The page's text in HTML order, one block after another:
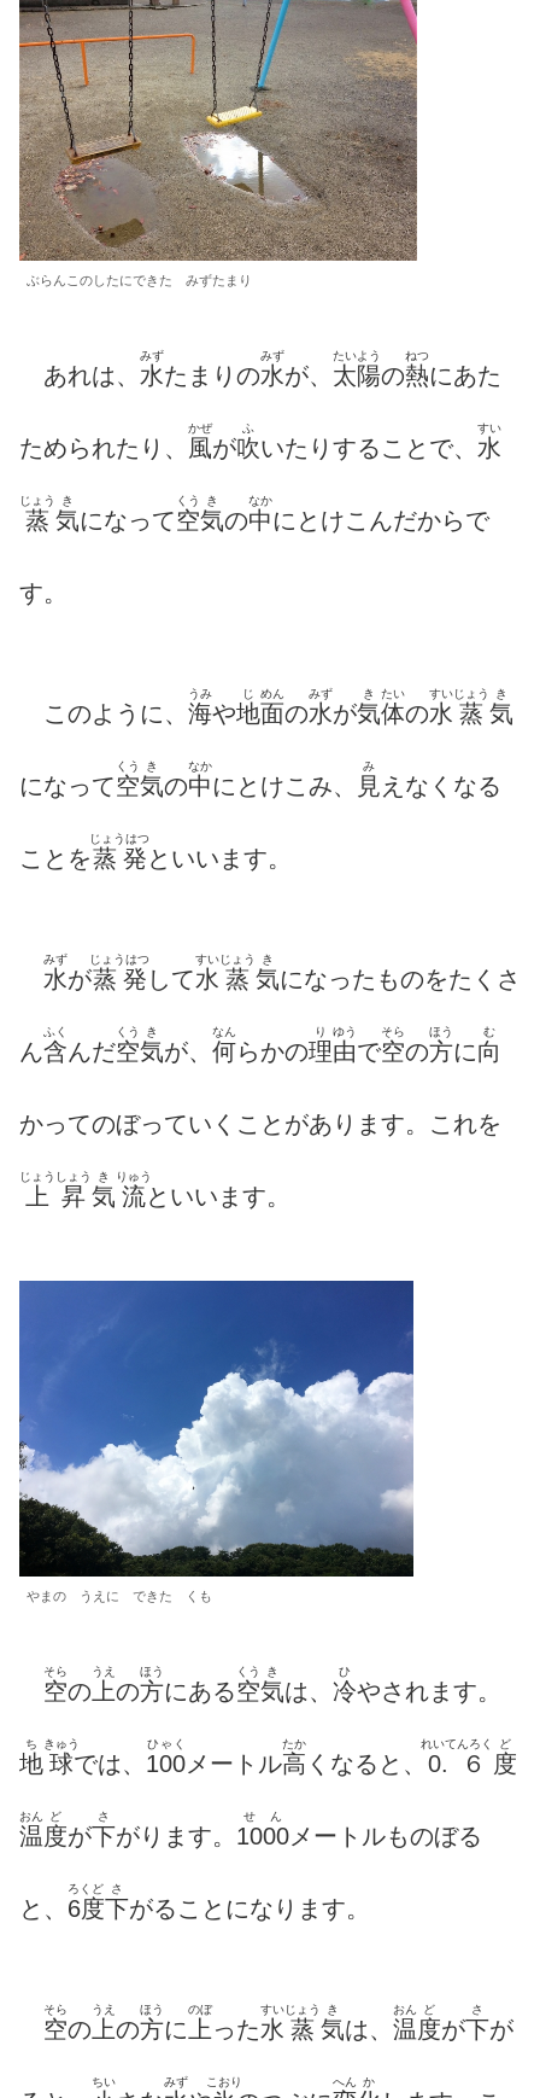
ぶらんこのしたにできた みずたまり
あれは、 水
みず
たまりの水
みず
が、 太陽
たいよう
の熱
ねつ
にあた
ためられたり、 風
かぜ
が吹
ふ
いたりすることで、 水
すい
蒸
じょう
気
き
になって空
くう
気
き
の中
なか
にとけこんだからで
す。
このように、 海
うみ
や地
じ
面
めん
の水
みず
が気
き
体
たい
の水
すい
蒸
じょう
気
き
になって空
くう
気
き
の中
なか
にとけこみ、 見
み
えなくなる
ことを蒸発
じょうはつ
といいます。
水
みず
が蒸発
じょうはつ
して水
すい
蒸
じょう
気
き
になったものをたくさ
ん含
ふく
んだ空
くう
気
き
が、 何
なん
らかの理
り
由
ゆう
で空
そら
の方
ほう
に向
む
かってのぼっていくことがあります。これを
上昇
じょうしょう
気
き
流
りゅう
といいます。
やまの うえに できた くも
空
そら
の 上
うえ
の方
ほう
にある空
くう
気
き
は、 冷
ひ
やされます。
地
ち
球
きゅう
では、 100
ひゃく
メートル高
たか
くなると、 0.６
れいてんろく
度
ど
温
おん
度
ど
が下
さ
がります。 1000
せん
メートルものぼる
と、 6度
ろくど
下
さ
がることになります。
空
そら
の 上
うえ
の方
ほう
に 上
のぼ
った水
すい
蒸
じょう
気
き
は、 温
おん
度
ど
が下
さ
が
ちい みず こおり へん か